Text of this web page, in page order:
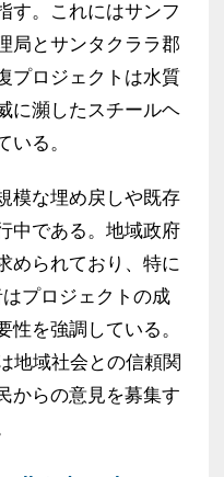
す。これにはサンフ
局とサンタクララ郡
プロジェクトは水質
に瀕したスチールヘ
いる。
模な埋め戻しや既存
中である。地域政府
められており、特に
プロジェクトの成
を強調している。
地域社会との信頼関
からの意見を募集す